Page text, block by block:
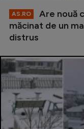
AS.RO
Are nouă
măcinat de un
distrus